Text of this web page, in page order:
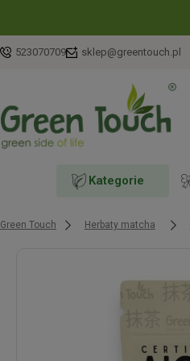
523070709 sklep@greentouch.pl
Kategorie
Green Touch Herbaty matcha